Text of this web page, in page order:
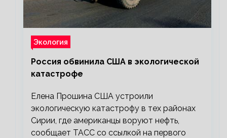
Экология
Россия обвинила США в экологической
катастрофе
Елена Прошина США устроили
экологическую катастрофу в тех районах
Сирии, где американцы воруют нефть,
сообщает ТАСС со ссылкой на первого